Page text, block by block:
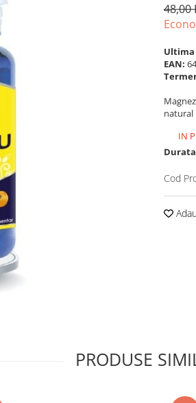
48,00
EAN:
natural
IN
Cod
PRODUSE